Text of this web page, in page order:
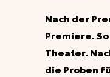
Nach der
Premiere.
Theater.
die Proben